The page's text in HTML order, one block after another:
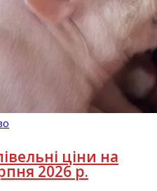
ціни на
2026 р.